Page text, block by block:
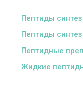
Пептиды
Пептиды
Пептидные
Жидкие